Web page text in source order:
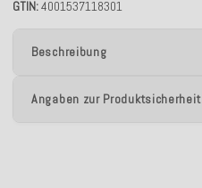
GTIN 4001537118301
Beschreibung
Angaben zur Produktsicherheit